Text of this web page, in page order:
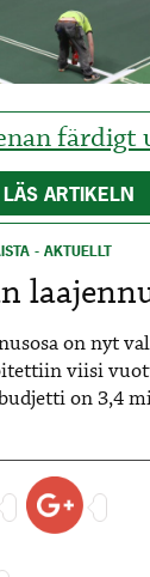
FÖR
färdigt
LÄS ARTIKELN
- AKTUELLT
on nyt
viisi
on 3,4